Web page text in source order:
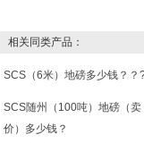
相关同类产品：
SCS（6米）地磅多少钱？？
SCS随州（100吨）地磅（卖
价）多少钱？